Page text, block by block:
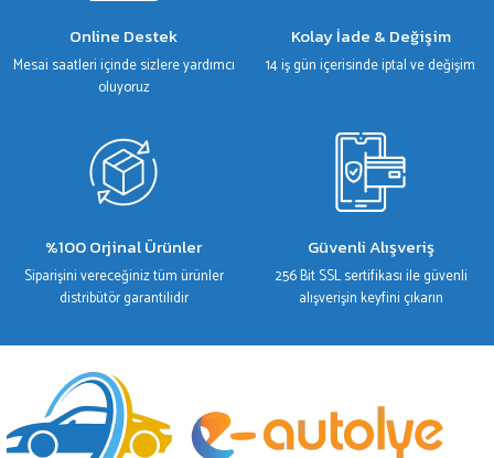
Online Destek
Mesai saatleri içinde sizlere yardımcı
oluyoruz
Kolay İade & Değişim
14 iş gün içerisinde iptal ve değişim
%100 Orjinal Ürünler
Siparişini vereceğiniz tüm ürünler
distribütör garantilidir
Güvenli Alışveriş
256 Bit SSL sertifikası ile güvenli
alışverişin keyfini çıkarın